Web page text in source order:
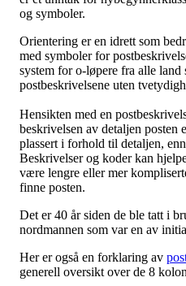
og symboler.
Orientering er en idrett som
med symboler for
system for o-løpere fra alle land
postbeskrivelsene uten
Hensikten med en
beskrivelsen av detaljen posten
plassert i forhold til detaljen,
Beskrivelser og koder kan
være lengre eller mer
finne posten.
Det er 40 år siden de ble tatt i
nordmannen som var en av
Her er også en forklaring av
generell oversikt over de 8